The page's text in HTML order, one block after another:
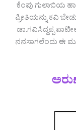
ಕೆಂಪು ಗುಲಾಬಿಯ
ಪ್ರೀತಿಯನ್ನು ಕವಿ
ಡಾ.ಗವಿಸಿದ್ದಪ್ಪ
ನನಸಾಗಲೆಂದು ಈ